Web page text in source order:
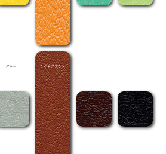
グレー ライトブラウン